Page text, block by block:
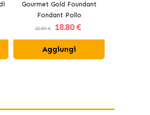
Gourmet Gold Foundant
Fondant Pollo
20.89 € 18.80 €
Aggiungi